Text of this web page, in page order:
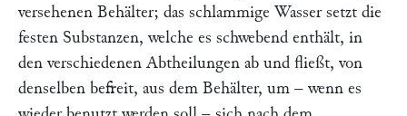
versehenen Behälter; das schlammige Wasser setzt die
festen Substanzen, welche es schwebend enthält, in
den verschiedenen Abtheilungen ab und fließt, von
denselben befreit, aus dem Behälter, um – wenn es